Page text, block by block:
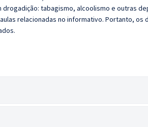
tabagismo, alcoolismo e outras
relacionadas no informativo. Portanto, os